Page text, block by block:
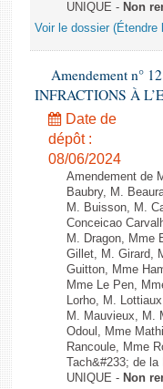
UNIQUE - Non
Voir le dossier (Étendre
Amendement n°
INFRACTIONS À
Date de
dépôt :
08/06/2024
Amendement de
Baubry, M.
M. Buisson, M.
Conceicao
M. Dragon, Mme
Gillet, M. Girard,
Guitton, Mme
Mme Le Pen,
Lorho, M.
M. Mauvieux, M.
Odoul, Mme
Rancoule, Mme
Tach&#233; de
UNIQUE - Non